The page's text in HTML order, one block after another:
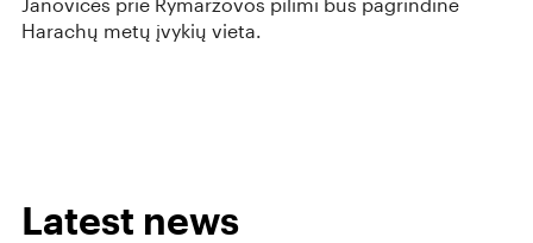
Harachų metų įvykių vieta.
Latest news